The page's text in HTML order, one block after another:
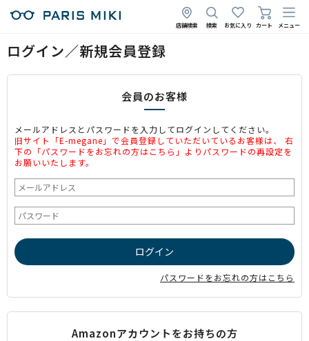
店舗検索 検索 お気に入り カート メニュー
ログイン／新規会員登録
会員のお客様
メールアドレスとパスワードを入力してログインしてください。
旧サイト「E-megane」で会員登録していただいているお客様は、 右
下の「パスワードをお忘れの方はこちら」よりパスワードの再設定を
お願いいたします。
パスワードをお忘れの方はこちら
Amazonアカウントをお持ちの方